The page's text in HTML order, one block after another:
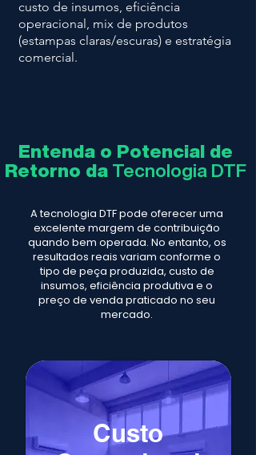
custo de insumos, eficiência
operacional, mix de produtos
(estampas claras/escuras) e estratégia
comercial.
Entenda o Potencial de
Retorno daTecnologia DTF
A tecnologia DTF pode oferecer uma
excelente margem de contribuição
quando bem operada. No entanto, os
resultados reais variam conforme o
tipo de peça produzida, custo de
insumos, eficiência produtiva e o
preço de venda praticado no seu
mercado.
Custo